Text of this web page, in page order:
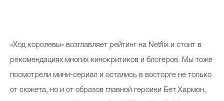
«Ход королевы» возглавляет рейтинг на Netflix и стоит в
рекомендациях многих кинокритиков и блогеров. Мы тоже
посмотрели мини-сериал и остались в восторге не только
от сюжета, но и от образов главной героини Бет Хармон,